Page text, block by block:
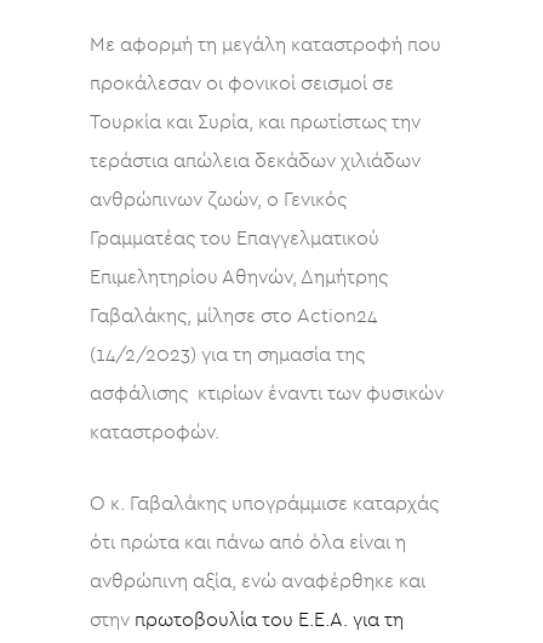
Με αφορμή τη μεγάλη καταστροφή που
προκάλεσαν οι φονικοί σεισμοί σε
Τουρκία και Συρία, και πρωτίστως την
τεράστια απώλεια δεκάδων χιλιάδων
ανθρώπινων ζωών, ο Γενικός
Γραμματέας του Επαγγελματικού
Επιμελητηρίου Αθηνών, Δημήτρης
Γαβαλάκης, μίλησε στο Action24
(14/2/2023) για τη σημασία της
ασφάλισης κτιρίων έναντι των φυσικών
καταστροφών.
Ο κ. Γαβαλάκης υπογράμμισε καταρχάς
ότι πρώτα και πάνω από όλα είναι η
ανθρώπινη αξία, ενώ αναφέρθηκε και
στην πρωτοβουλία του Ε.Ε.Α. για τη